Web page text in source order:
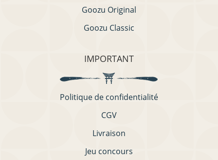
Goozu Original
Goozu Classic
IMPORTANT
Politique de confidentialité
CGV
Livraison
Jeu concours